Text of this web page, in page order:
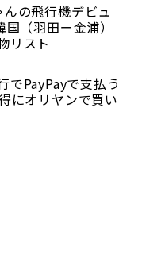
んの飛行機デビュ
（羽田ー金浦）
リスト
でPayPayで支払う
にオリヤンで買い